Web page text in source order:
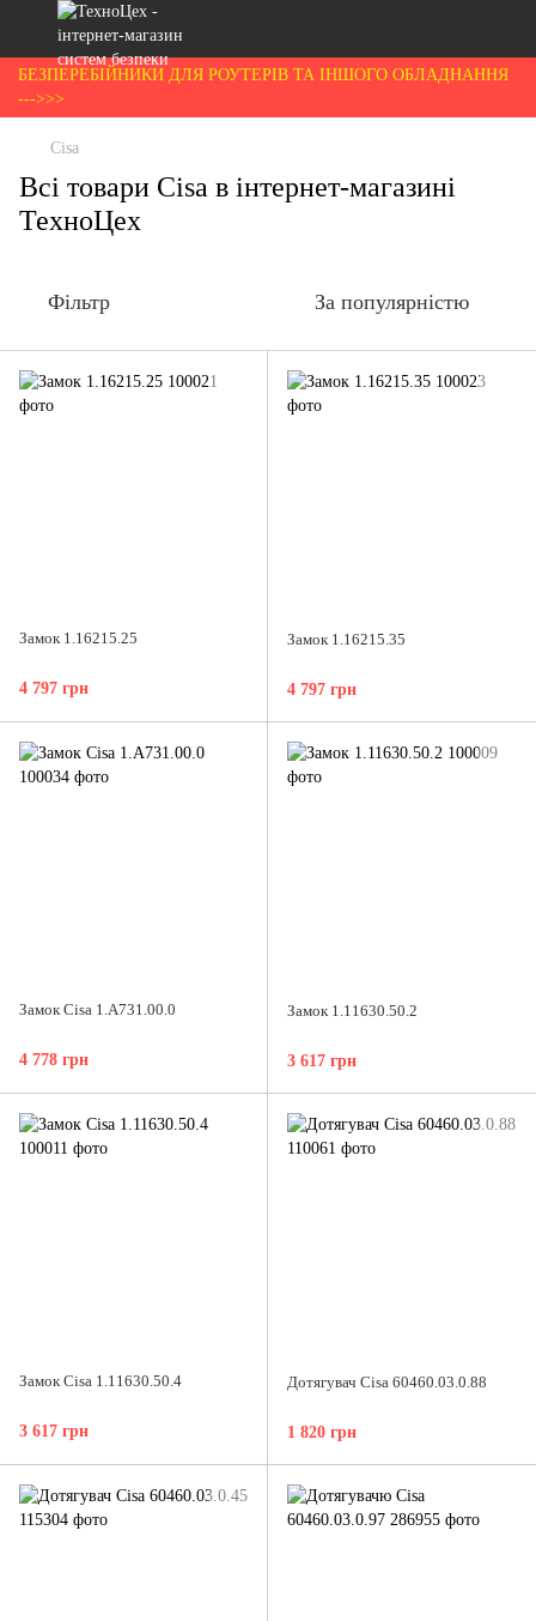
БЕЗПЕРЕБІЙНИКИ ДЛЯ РОУТЕРІВ ТА ІНШОГО ОБЛАДНАННЯ
--->>>
Cisa
Всі товари Cisa в інтернет-магазині
ТехноЦех
Фільтр За популярністю
Замок 1.16215.25
4 797 грн
Замок 1.16215.35
4 797 грн
Замок Cisa 1.A731.00.0
4 778 грн
Замок 1.11630.50.2
3 617 грн
Замок Cisa 1.11630.50.4
3 617 грн
Дотягувач Cisa 60460.03.0.88
1 820 грн